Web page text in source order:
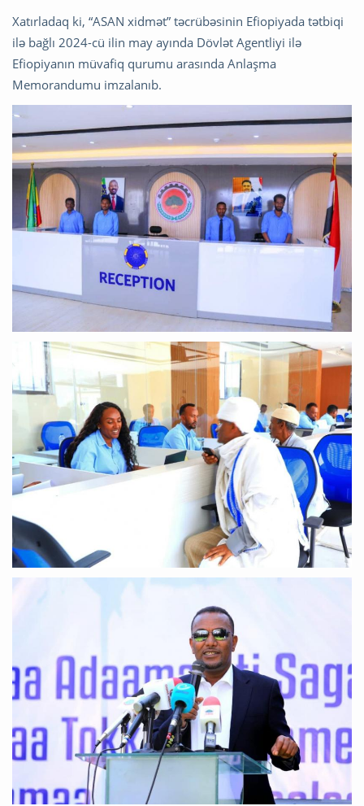
Xatırladaq ki, “ASAN xidmət” təcrübəsinin Efiopiyada tətbiqi
ilə bağlı 2024-cü ilin may ayında Dövlət Agentliyi ilə
Efiopiyanın müvafiq qurumu arasında Anlaşma
Memorandumu imzalanıb.